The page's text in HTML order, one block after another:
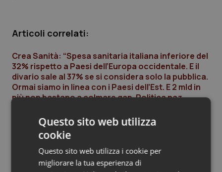
Sardegna
Sicilia
Toscana
Umbria
Malattia di Crohn & Rettocolite Ulcerosa
Neuroscienze & patologie neurodegenerative
Obesità
Oftalmologia
Articoli correlati:
Crea Sanità: “Spesa sanitaria italiana inferiore del
32% rispetto a Paesi dell’Europa occidentale. E il
divario sale al 37% se si considera solo la pubblica.
Ormai siamo in linea con i Paesi dell’Est. E 2 mld in
più non bastano a colmare gap. Politica naz
© Riproduzione riservata
Questo sito web utilizza
cookie
Questo sito web utilizza i cookie per
migliorare la tua esperienza di